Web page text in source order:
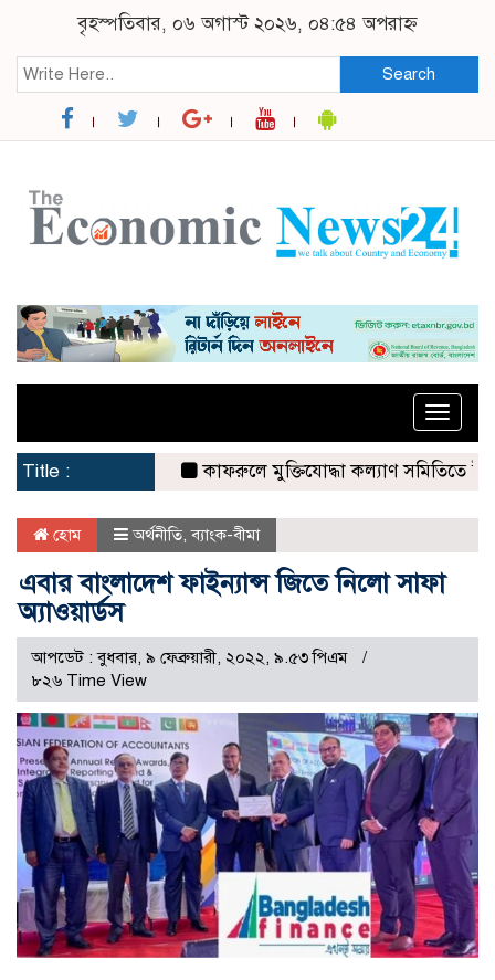
বৃহস্পতিবার, ০৬ অগাস্ট ২০২৬, ০৪:৫৪ অপরাহ্ন
Search
Toggle
Title :
কাফরুলে মুক্তিযোদ্ধা কল্যাণ সমিতিতে
হোম অর্থনীতি ,ব্যাংক-বীমা
এবার বাংলাদেশ ফাইন্যান্স জিতে নিলো সাফা
অ্যাওয়ার্ডস
আপডেট : বুধবার, ৯ ফেব্রুয়ারী, ২০২২, ৯.৫৩ পিএম
৮২৬ Time View